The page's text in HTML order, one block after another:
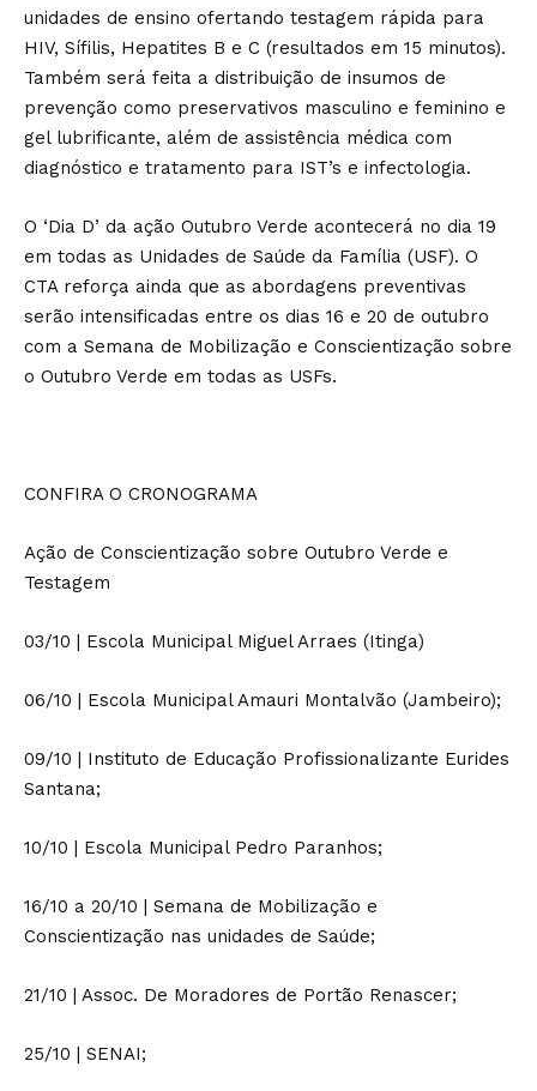
unidades de ensino ofertando testagem rápida para
HIV, Sífilis, Hepatites B e C (resultados em 15 minutos).
Também será feita a distribuição de insumos de
prevenção como preservativos masculino e feminino e
gel lubrificante, além de assistência médica com
diagnóstico e tratamento para IST’s e infectologia.
O ‘Dia D’ da ação Outubro Verde acontecerá no dia 19
em todas as Unidades de Saúde da Família (USF). O
CTA reforça ainda que as abordagens preventivas
serão intensificadas entre os dias 16 e 20 de outubro
com a Semana de Mobilização e Conscientização sobre
o Outubro Verde em todas as USFs.
CONFIRA O CRONOGRAMA
Ação de Conscientização sobre Outubro Verde e
Testagem
03/10 | Escola Municipal Miguel Arraes (Itinga)
06/10 | Escola Municipal Amauri Montalvão (Jambeiro);
09/10 | Instituto de Educação Profissionalizante Eurides
Santana;
10/10 | Escola Municipal Pedro Paranhos;
16/10 a 20/10 | Semana de Mobilização e
Conscientização nas unidades de Saúde;
21/10 | Assoc. De Moradores de Portão Renascer;
25/10 | SENAI;